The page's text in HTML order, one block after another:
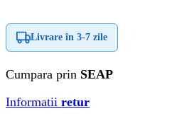
Livrare în 3-7 zile
Cumpara prin SEAP
Informatii retur